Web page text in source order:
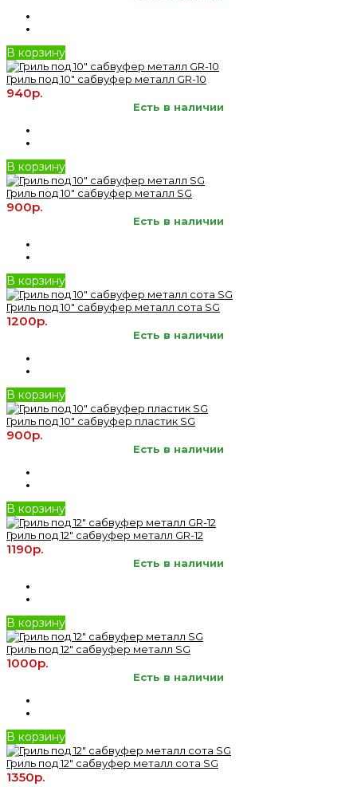
В корзину
Гриль под 10" сабвуфер металл GR-10
940р.
Есть в наличии
В корзину
Гриль под 10" сабвуфер металл SG
900р.
Есть в наличии
В корзину
Гриль под 10" сабвуфер металл сота SG
1200р.
Есть в наличии
В корзину
Гриль под 10" сабвуфер пластик SG
900р.
Есть в наличии
В корзину
Гриль под 12" сабвуфер металл GR-12
1190р.
Есть в наличии
В корзину
Гриль под 12" сабвуфер металл SG
1000р.
Есть в наличии
В корзину
Гриль под 12" сабвуфер металл сота SG
1350р.